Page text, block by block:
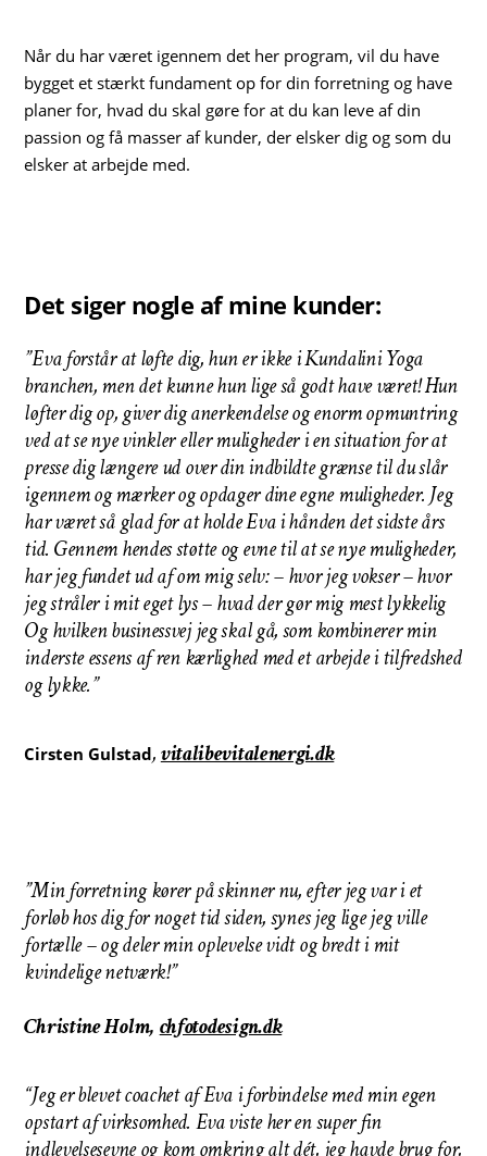
Når du har været igennem det her program, vil du have
bygget et stærkt fundament op for din forretning og have
planer for, hvad du skal gøre for at du kan leve af din
passion og få masser af kunder, der elsker dig og som du
elsker at arbejde med.
Det siger nogle af mine kunder:
”Eva forstår at løfte dig, hun er ikke i Kundalini Yoga
branchen, men det kunne hun lige så godt have været! Hun
løfter dig op, giver dig anerkendelse og enorm opmuntring
ved at se nye vinkler eller muligheder i en situation for at
presse dig længere ud over din indbildte grænse til du slår
igennem og mærker og opdager dine egne muligheder. Jeg
har været så glad for at holde Eva i hånden det sidste års
tid. Gennem hendes støtte og evne til at se nye muligheder,
har jeg fundet ud af om mig selv: – hvor jeg vokser – hvor
jeg stråler i mit eget lys – hvad der gør mig mest lykkelig
Og hvilken businessvej jeg skal gå, som kombinerer min
inderste essens af ren kærlighed med et arbejde i tilfredshed
og lykke.”
Cirsten Gulstad,vitalibevitalenergi.dk
”Min forretning kører på skinner nu, efter jeg var i et
forløb hos dig for noget tid siden, synes jeg lige jeg ville
fortælle – og deler min oplevelse vidt og bredt i mit
kvindelige netværk!”
Christine Holm,chfotodesign.dk
“Jeg er blevet coachet af Eva i forbindelse med min egen
opstart af virksomhed. Eva viste her en super fin
indlevelsesevne og kom omkring alt dét, jeg havde brug for,